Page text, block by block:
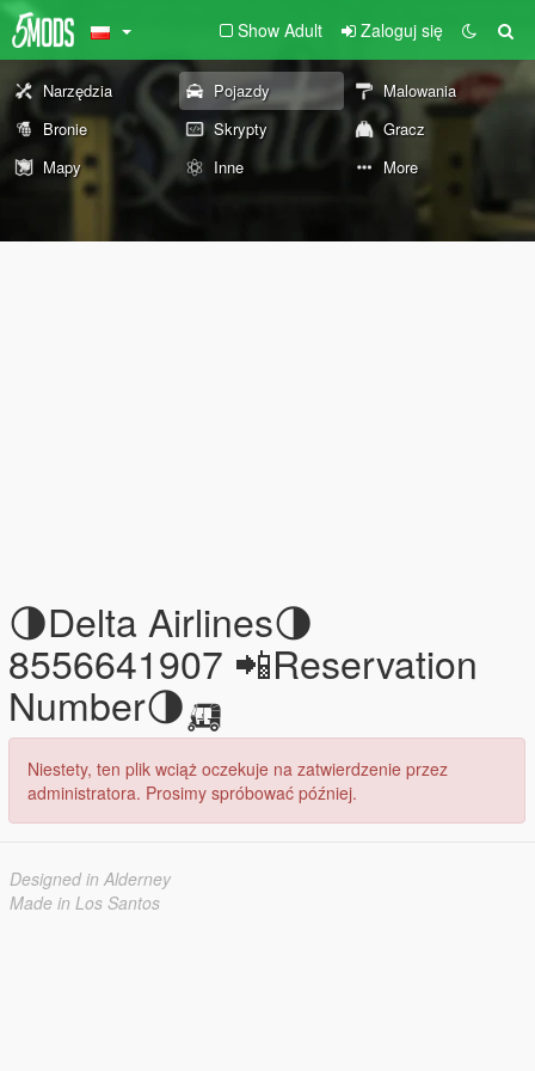
Show Adult Zaloguj się
Narzędzia Pojazdy
Malowania
Bronie
Skrypty
Gracz
Mapy
Inne More
🌗Delta Airlines🌗
8556641907 📲Reservation
Number🌗🛺
Niestety, ten plik wciąż oczekuje na zatwierdzenie przez
administratora. Prosimy spróbować później.
Designed in Alderney
Made in Los Santos